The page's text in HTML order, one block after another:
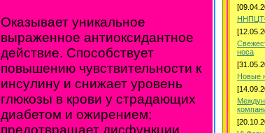
Оказывает уникальное
выраженное антиоксидантное
действие. Способствует
повышению чувствительности к
инсулину и снижает уровень
глюкозы в крови у страдающих
диабетом и ожирением;
предотвращает дисфункции
носа
Новые